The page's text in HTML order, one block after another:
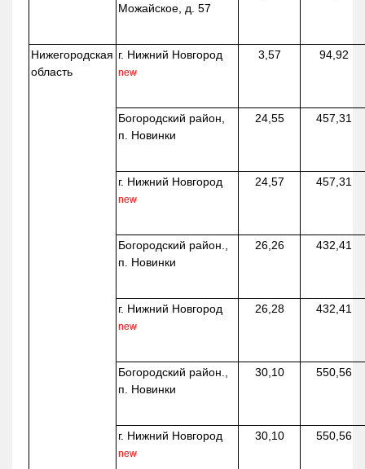
Можайское, д. 57
Нижегородская
область
г. Нижний Новгород
new
3,57 94,92
Богородский район,
п. Новинки
24,55 457,31
г. Нижний Новгород
new
24,57 457,31
Богородский район.,
п. Новинки
26,26 432,41
г. Нижний Новгород
new
26,28 432,41
Богородский район.,
п. Новинки
30,10 550,56
г. Нижний Новгород
new
30,10 550,56